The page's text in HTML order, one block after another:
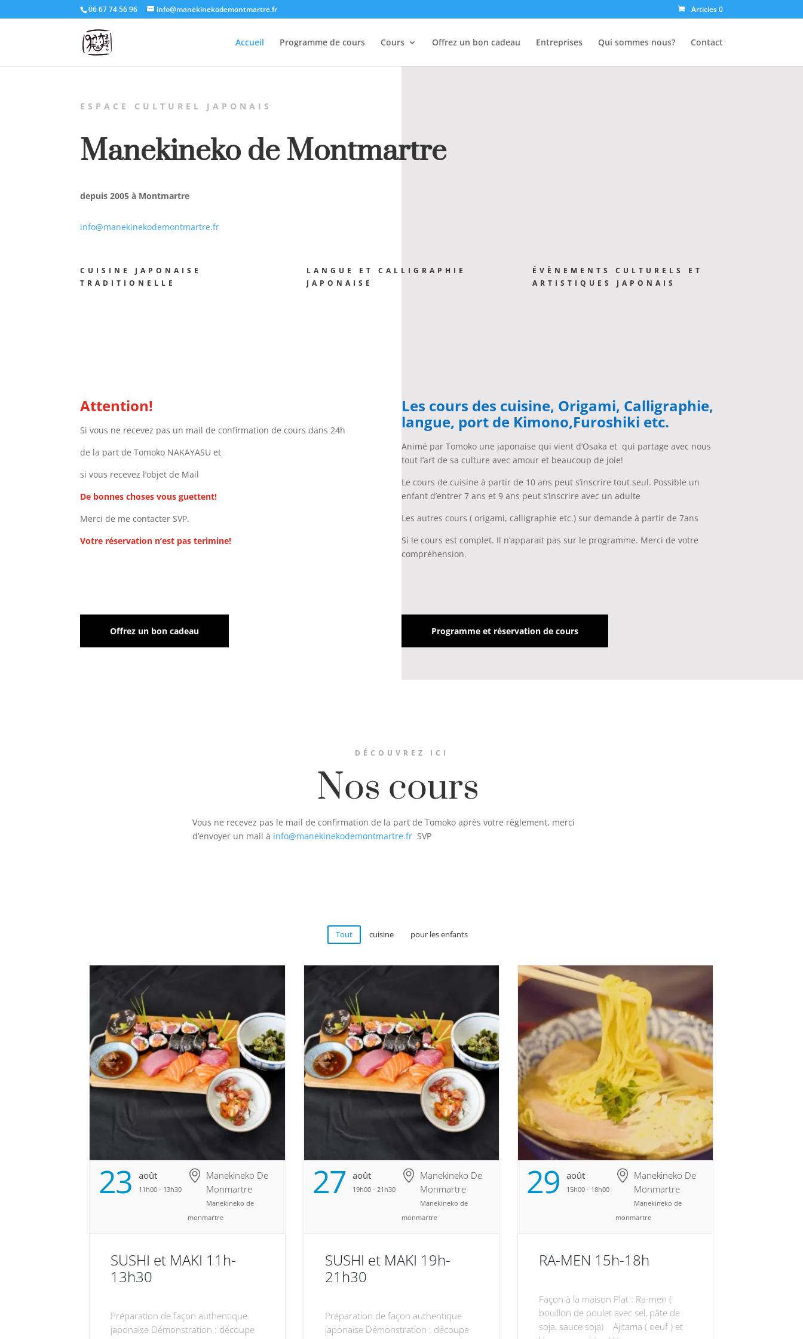
06 67 74 56 96 info@manekinekodemontmartre.fr Articles 0
Accueil Programme de cours Cours Offrez un bon cadeau Entreprises Qui sommes nous? Contact
ESPACE CULTUREL JAPONAIS
Manekineko de Montmartre
depuis 2005 à Montmartre
info@manekinekodemontmartre.fr
CUISINE JAPONAISE
TRADITIONELLE
LANGUE ET CALLIGRAPHIE
JAPONAISE
ÉVÈNEMENTS CULTURELS ET
ARTISTIQUES JAPONAIS
Attention!
Si vous ne recevez pas un mail de confirmation de cours dans 24h
de la part de Tomoko NAKAYASU et
si vous recevez l’objet de Mail
De bonnes choses vous guettent!
Merci de me contacter SVP.
Votre réservation n’est pas terimine!
Les cours des cuisine, Origami, Calligraphie,
langue, port de Kimono,Furoshiki etc.
Animé par Tomoko une japonaise qui vient d’Osaka et qui partage avec nous
tout l’art de sa culture avec amour et beaucoup de joie!
Le cours de cuisine à partir de 10 ans peut s’inscrire tout seul. Possible un
enfant d’entrer 7 ans et 9 ans peut s’inscrire avec un adulte
Les autres cours ( origami, calligraphie etc.) sur demande à partir de 7ans
Si le cours est complet. Il n’apparait pas sur le programme. Merci de votre
compréhension.
Offrez un bon cadeau Programme et réservation de cours
DÉCOUVREZ ICI
Nos cours
Vous ne recevez pas le mail de confirmation de la part de Tomoko après votre ​règlement, merci
d’envoyer un mail à info@manekinekodemontmartre.fr SVP
Tout cuisine pour les enfants
23 Août
11h00 - 13h30
Manekineko De
Monmartre
Manekineko de
monmartre
SUSHI et MAKI 11h-
13h30
Préparation de façon authentique
japonaise Démonstration : découpe
27 Août
19h00 - 21h30
Manekineko De
Monmartre
Manekineko de
monmartre
SUSHI et MAKI 19h-
21h30
Préparation de façon authentique
japonaise Démonstration : découpe
29 Août
15h00 - 18h00
Manekineko De
Monmartre
Manekineko de
monmartre
RA-MEN 15h-18h
Façon à la maison Plat : Ra-men (
bouillon de poulet avec sel, pâte de
soja, sauce soja) Ajitama ( oeuf ) et